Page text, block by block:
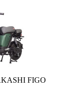
FIGO